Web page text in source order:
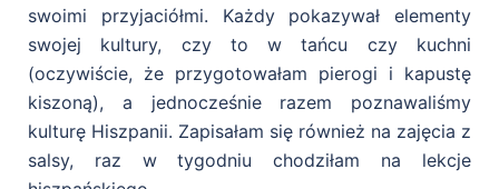
swoimi przyjaciółmi. Każdy pokazywał elementy
swojej kultury, czy to w tańcu czy kuchni
(oczywiście, że przygotowałam pierogi i kapustę
kiszoną), a jednocześnie razem poznawaliśmy
kulturę Hiszpanii. Zapisałam się również na zajęcia z
salsy, raz w tygodniu chodziłam na lekcje